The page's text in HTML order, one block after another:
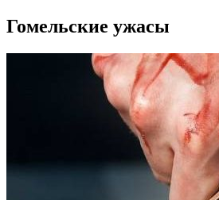
Гомельские ужасы